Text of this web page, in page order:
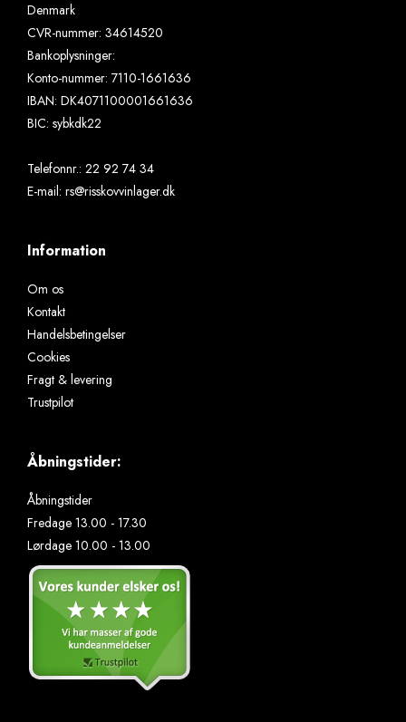
Denmark
CVR-nummer: 34614520
Bankoplysninger:
Konto-nummer: 7110-1661636
IBAN: DK4071100001661636
BIC: sybkdk22
Telefonnr.: 22 92 74 34
E-mail: rs@risskovvinlager.dk
Information
Om os
Kontakt
Handelsbetingelser
Cookies
Fragt & levering
Trustpilot
Åbningstider:
Åbningstider
Fredage 13.00 - 17.30
Lørdage 10.00 - 13.00